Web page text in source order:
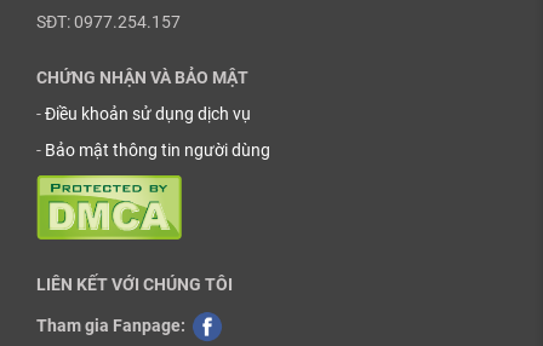
SĐT: 0977.254.157
CHỨNG NHẬN VÀ BẢO MẬT
-Điều khoản sử dụng dịch vụ
- Bảo mật thông tin người dùng
LIÊN KẾT VỚI CHÚNG TÔI
Tham gia Fanpage: